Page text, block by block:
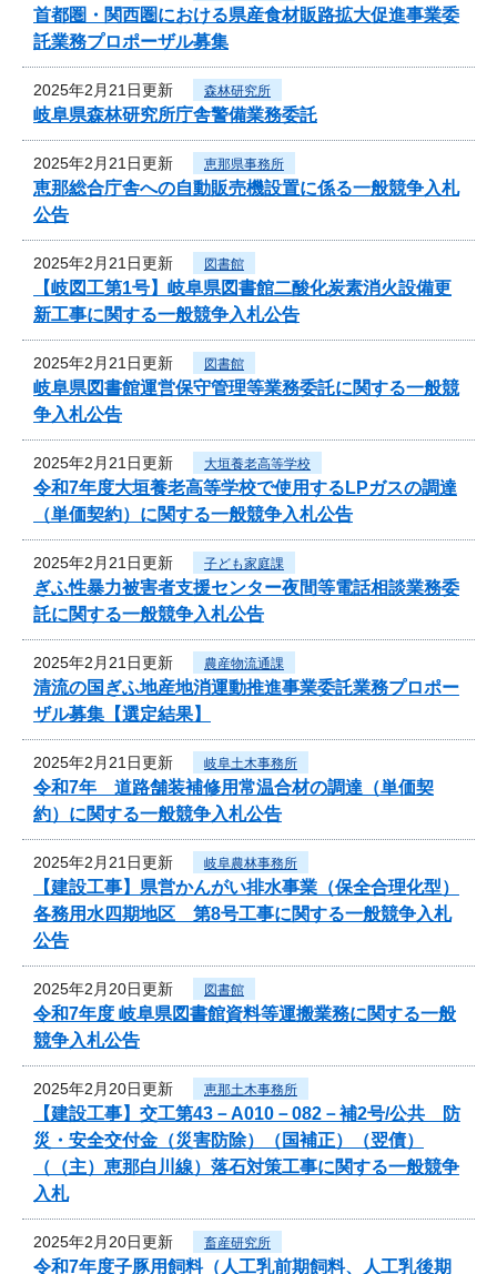
首都圏・関西圏における県産食材販路拡大促進事業委
託業務プロポーザル募集
2025年2月21日更新 森林研究所
岐阜県森林研究所庁舎警備業務委託
2025年2月21日更新 恵那県事務所
恵那総合庁舎への自動販売機設置に係る一般競争入札
公告
2025年2月21日更新 図書館
【岐図工第1号】岐阜県図書館二酸化炭素消火設備更
新工事に関する一般競争入札公告
2025年2月21日更新 図書館
岐阜県図書館運営保守管理等業務委託に関する一般競
争入札公告
2025年2月21日更新 大垣養老高等学校
令和7年度大垣養老高等学校で使用するLPガスの調達
（単価契約）に関する一般競争入札公告
2025年2月21日更新 子ども家庭課
ぎふ性暴力被害者支援センター夜間等電話相談業務委
託に関する一般競争入札公告
2025年2月21日更新 農産物流通課
清流の国ぎふ地産地消運動推進事業委託業務プロポー
ザル募集【選定結果】
2025年2月21日更新 岐阜土木事務所
令和7年 道路舗装補修用常温合材の調達（単価契
約）に関する一般競争入札公告
2025年2月21日更新 岐阜農林事務所
【建設工事】県営かんがい排水事業（保全合理化型）
各務用水四期地区 第8号工事に関する一般競争入札
公告
2025年2月20日更新 図書館
令和7年度 岐阜県図書館資料等運搬業務に関する一般
競争入札公告
2025年2月20日更新 恵那土木事務所
【建設工事】交工第43－A010－082－補2号/公共 防
災・安全交付金（災害防除）（国補正）（翌債）
（（主）恵那白川線）落石対策工事に関する一般競争
入札
2025年2月20日更新 畜産研究所
令和7年度子豚用飼料（人工乳前期飼料、人工乳後期